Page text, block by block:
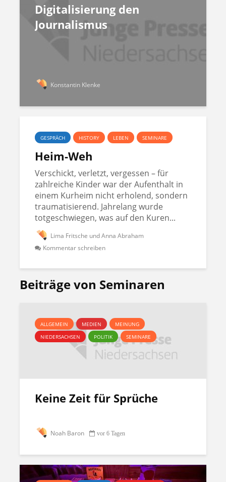
Digitalisierung den
Journalismus
Konstantin Klenke
GESPRÄCH HISTORY LEBEN SEMINARE
Heim-Weh
Verschickt, verletzt, vergessen – für
zahlreiche Kinder war der Aufenthalt in
einem Kurheim nicht erholend, sondern
traumatisierend. Jahrelang wurde
totgeschwiegen, was auf den Kuren...
Lima Fritsche und Anna Abraham
Kommentar schreiben
Beiträge von Seminaren
ALLGEMEIN MEDIEN
MEINUNG
NIEDERSACHSEN
POLITIK SEMINARE
Keine Zeit für Sprüche
Noah Baron vor 6 Tagen